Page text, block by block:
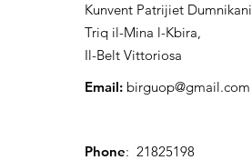
Kunvent Patrijiet Dumnikani
Triq il-Mina l-Kbira,
Il-Belt Vittoriosa
Email: birguop@gmail.com
Phone: 21825198